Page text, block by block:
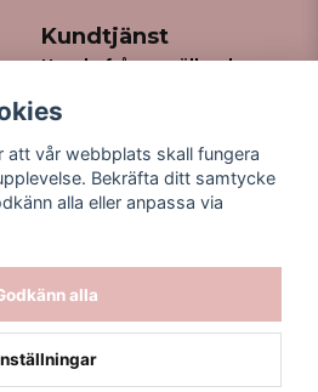
Kundtjänst
Har du frågor gällande
kontakt@missfancy.se
att vår webbplats skall fungera
Bekräfta ditt samtycke
alla eller anpassa via
alla